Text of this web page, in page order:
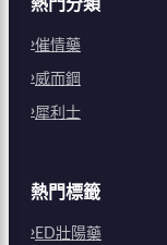
熱門分類
催情藥
威而鋼
犀利士
熱門標籤
ED壯陽藥